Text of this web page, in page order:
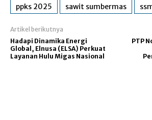
ppks 2025
sawit sumbermas
Artikel berikutnya
Hadapi Dinamika Energi
Global, Elnusa (ELSA) Perkuat
Layanan Hulu Migas Nasional
PTP